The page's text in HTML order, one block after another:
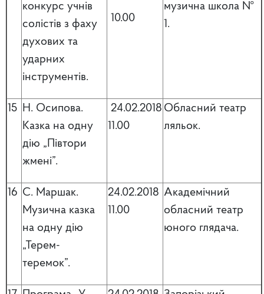
конкурс учнів
солістів з фаху
духових та
ударних
інструментів.
10.00
музична школа №
1.
15 Н. Осипова.
Казка на одну
дію „Півтори
жмені”.
24.02.2018
11.00
Обласний театр
ляльок.
16 С. Маршак.
Музична казка
на одну дію
„Терем-
теремок”.
24.02.2018
11.00
Академічний
обласний театр
юного глядача.